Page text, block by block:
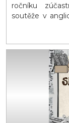
ročníku
soutěže v
republiky.
Street Life a
díky za